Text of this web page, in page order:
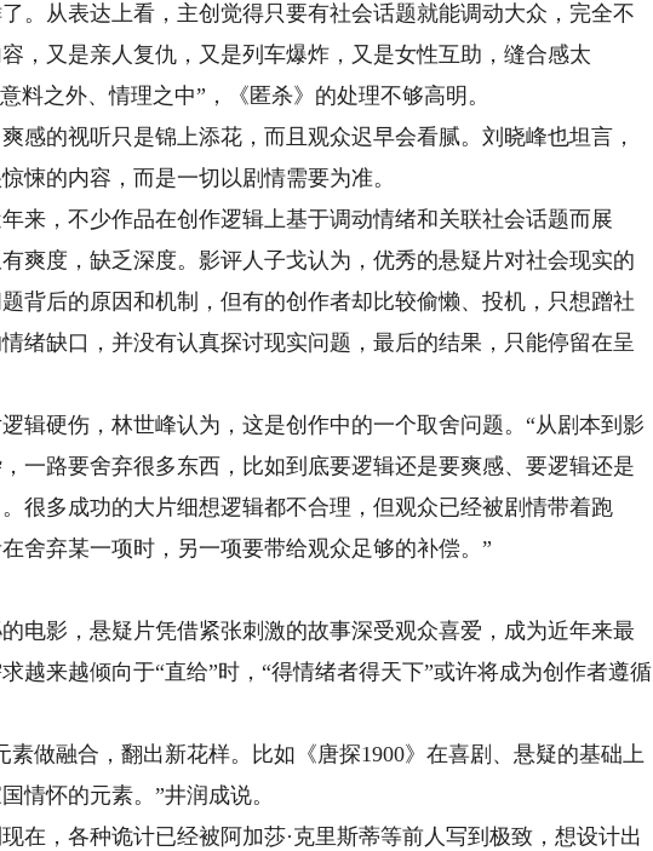
。从表达上看，主创觉得只要有社会话题就能调动大众，完全不
，又是亲人复仇，又是列车爆炸，又是女性互助，缝合感太
料之外、情理之中”，《匿杀》的处理不够高明。
的视听只是锦上添花，而且观众迟早会看腻。刘晓峰也坦言，
悚的内容，而是一切以剧情需要为准。
，不少作品在创作逻辑上基于调动情绪和关联社会话题而展
爽度，缺乏深度。影评人子戈认为，优秀的悬疑片对社会现实的
背后的原因和机制，但有的创作者却比较偷懒、投机，只想蹭社
绪缺口，并没有认真探讨现实问题，最后的结果，只能停留在呈
硬伤，林世峰认为，这是创作中的一个取舍问题。“从剧本到影
一路要舍弃很多东西，比如到底要逻辑还是要爽感、要逻辑还是
很多成功的大片细想逻辑都不合理，但观众已经被剧情带着跑
舍弃某一项时，另一项要带给观众足够的补偿。”
影，悬疑片凭借紧张刺激的故事深受观众喜爱，成为近年来最
越来越倾向于“直给”时，“得情绪者得天下”或许将成为创作者遵循
做融合，翻出新花样。比如《唐探1900》在喜剧、悬疑的基础上
情怀的元素。”井润成说。
，各种诡计已经被阿加莎·克里斯蒂等前人写到极致，想设计出